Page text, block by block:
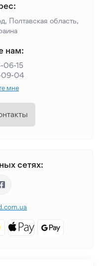
Полтавская область,
нам:
06-15
09-04
мне
сетях: